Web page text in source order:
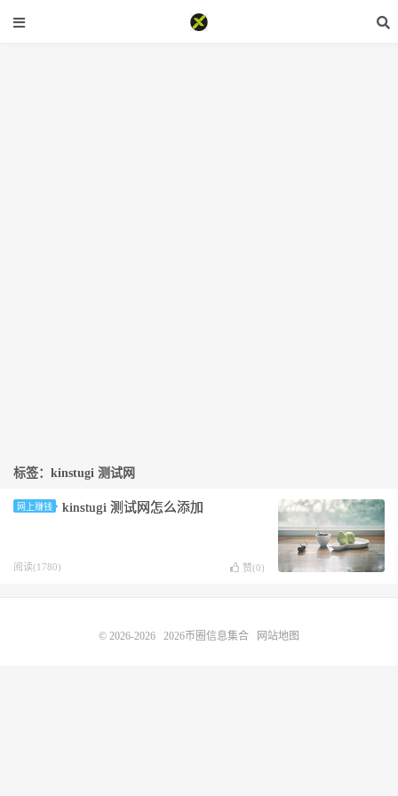
标签：kinstugi 测试网
网上赚钱 kinstugi 测试网怎么添加
阅读(1780) 赞(0)
© 2026-2026 2026币圈信息集合 网站地图